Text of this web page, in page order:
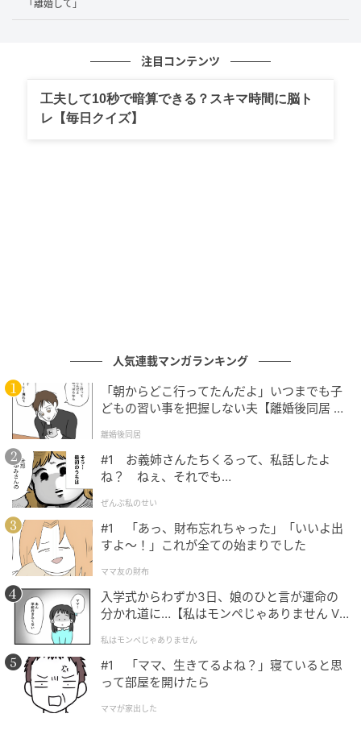
ブログ：あとみ（ きらきらレジ日記 ）
あるお客様は、「電子マネー」をうっかり「電気マネ
ー」と言い間違えてしまい、店員さんも思わず戸惑っ
てしまいます。また、パン屋さんではメロンパンを
「メロンパンナちゃん」と注文する微笑ましい場面も
あり、思わずクスッとしてしまいます。
さらに、「パピヨンありますか？」と聞かれた店員さ
んが、犬種のパピヨンを思い浮かべて困惑する一幕
も。実は、お客様が探していたのはお菓子の「フレン
チパピロ」だったそうです。ほかにも、年配の男性客
がレジで「携帯のストリップあるか」と尋ねる場面が
「離婚して」
注目コンテンツ
工夫して10秒で暗算できる？スキマ時間に脳ト
レ【毎日クイズ】
人気連載マンガランキング
「朝からどこ行ってたんだよ」いつまでも子
どもの習い事を把握しない夫【離婚後同居 Vo
離婚後同居
#1 お義姉さんたちくるって、私話したよ
ね？ ねぇ、それでも…
ぜんぶ私のせい
#1 「あっ、財布忘れちゃった」「いいよ出
すよ〜！」これが全ての始まりでした
ママ友の財布
入学式からわずか3日、娘のひと言が運命の
分かれ道に…【私はモンペじゃありません Vo
私はモンペじゃありません
#1 「ママ、生きてるよね？」寝ていると思
って部屋を開けたら
ママが家出した